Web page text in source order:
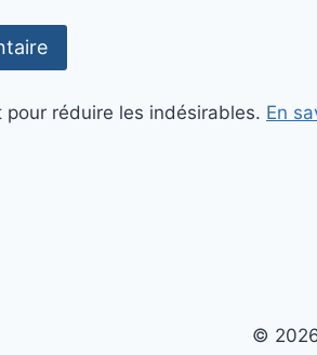
réduire les indésirables. En
©